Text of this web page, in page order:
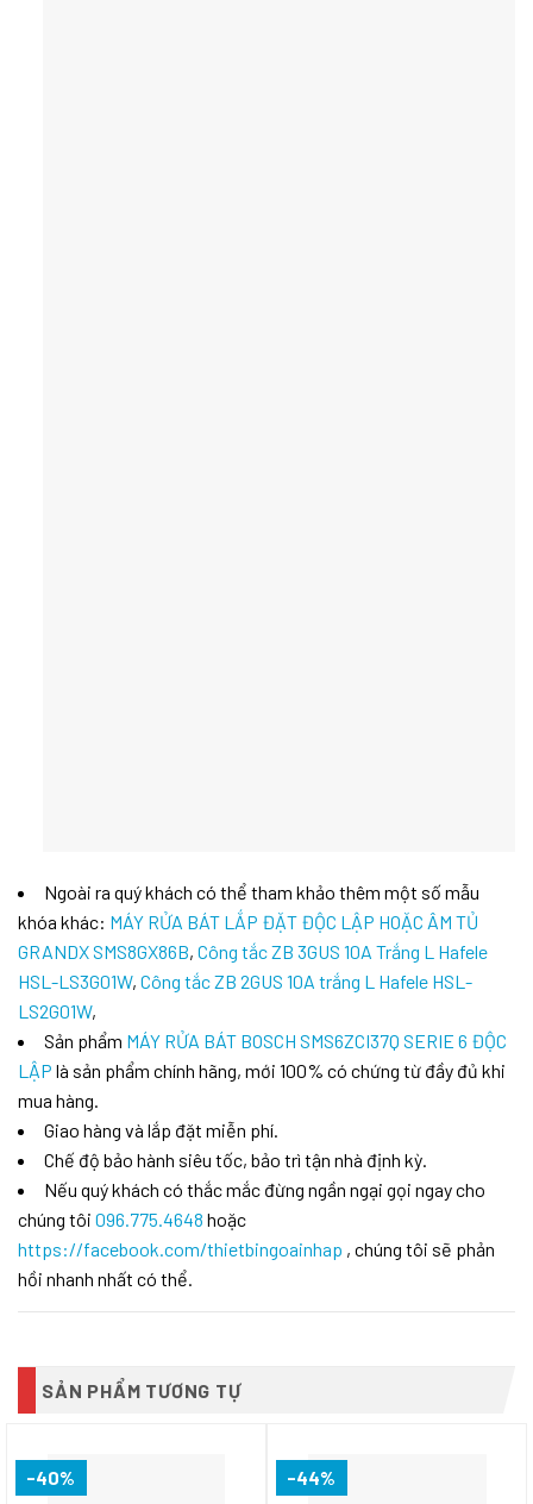
Ngoài ra quý khách có thể tham khảo thêm một số mẫu
khóa khác: MÁY RỬA BÁT LẮP ĐẶT ĐỘC LẬP HOẶC ÂM TỦ
GRANDX SMS8GX86B, Công tắc ZB 3GUS 10A Trắng L Hafele
HSL-LS3G01W, Công tắc ZB 2GUS 10A trắng L Hafele HSL-
LS2G01W,
Sản phẩm MÁY RỬA BÁT BOSCH SMS6ZCI37Q SERIE 6 ĐỘC
LẬP là sản phẩm chính hãng, mới 100% có chứng từ đầy đủ khi
mua hàng.
Giao hàng và lắp đặt miễn phí.
Chế độ bảo hành siêu tốc, bảo trì tận nhà định kỳ.
Nếu quý khách có thắc mắc đừng ngần ngại gọi ngay cho
chúng tôi 096.775.4648 hoặc
https://facebook.com/thietbingoainhap , chúng tôi sẽ phản
hồi nhanh nhất có thể.
SẢN PHẨM TƯƠNG TỰ
-40% -44%